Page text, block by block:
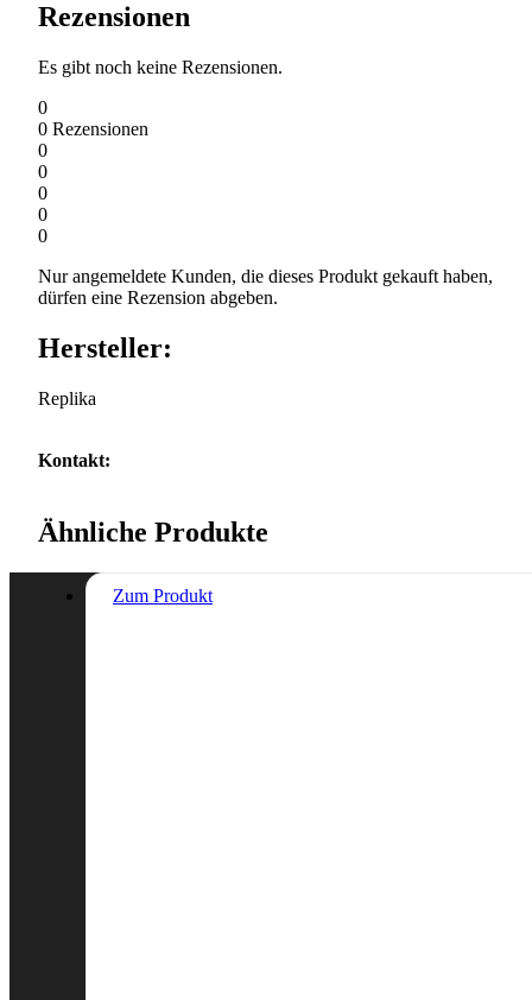
Rezensionen
Es gibt noch keine Rezensionen.
0
0 Rezensionen
0
0
0
0
0
Nur angemeldete Kunden, die dieses Produkt gekauft haben,
dürfen eine Rezension abgeben.
Hersteller:
Replika
Kontakt:
Ähnliche Produkte
Zum Produkt